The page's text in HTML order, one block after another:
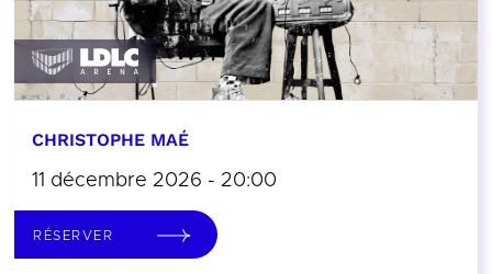
CHRISTOPHE MAÉ
11 décembre 2026 - 20:00
RÉSERVER